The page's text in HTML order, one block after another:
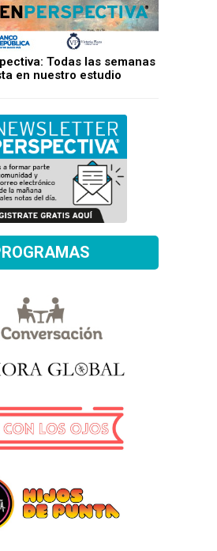
Todas las semanas
en nuestro estudio